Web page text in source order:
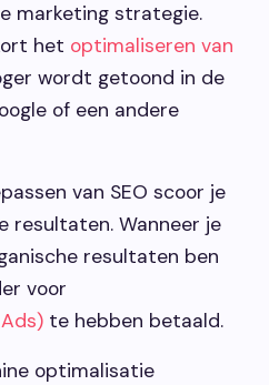
marketing strategie.
het optimaliseren van
wordt getoond in de
of een andere
van SEO scoor je
resultaten. Wanneer je
resultaten ben
voor
te hebben betaald.
optimalisatie